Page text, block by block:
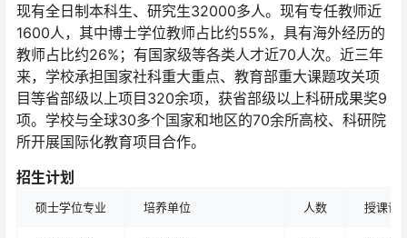
现有全日制本科生、研究生32000多人。现有专任教师近
1600人，其中博士学位教师占比约55%，具有海外经历的
教师占比约26%；有国家级等各类人才近70人次。近三年
来，学校承担国家社科重大重点、教育部重大课题攻关项
目等省部级以上项目320余项，获省部级以上科研成果奖9
项。学校与全球30多个国家和地区的70余所高校、科研院
所开展国际化教育项目合作。
招生计划
硕士学位专业 培养单位 人数 授课语